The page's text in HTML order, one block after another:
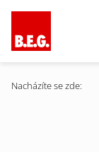
Nacházíte se zde: